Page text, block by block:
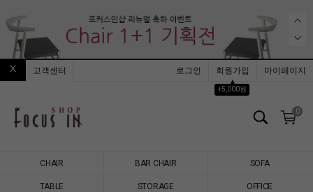
고객센터 로그인
회원가입
▲
+5,000원
마이페이지
0
CHAIR BAR CHAIR SOFA
TABLE STORAGE OFFICE